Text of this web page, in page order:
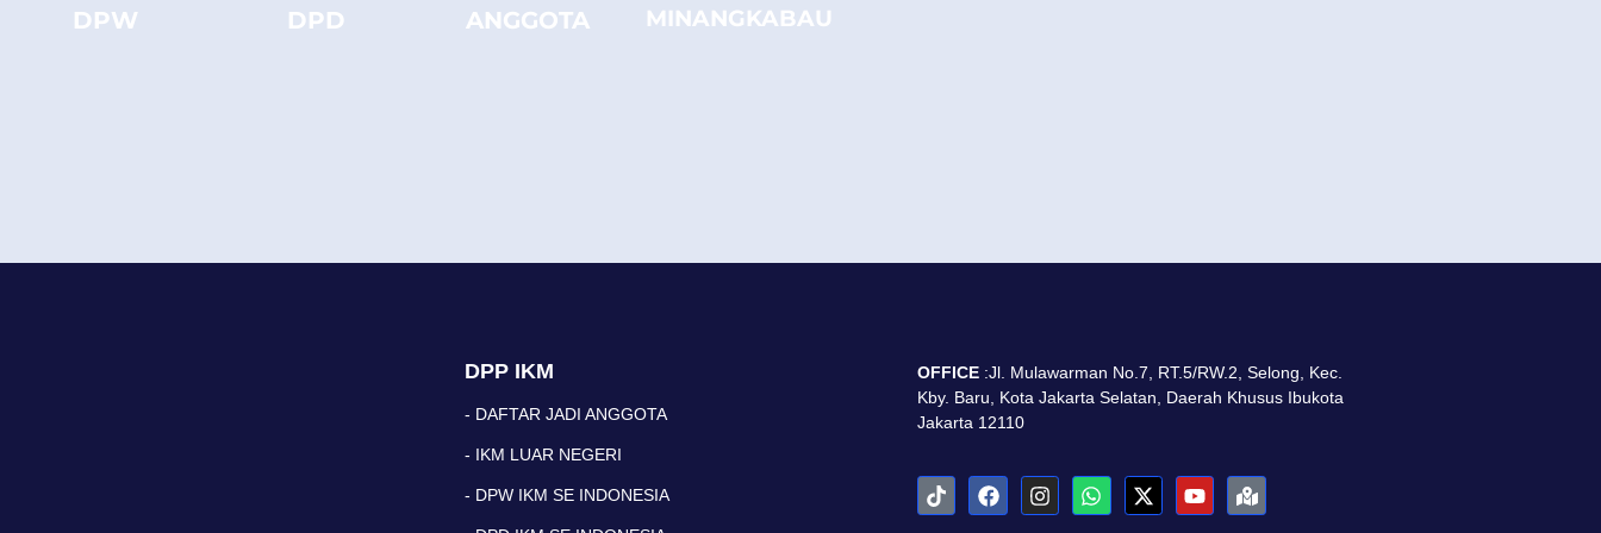
DPW DPD ANGGOTA MINANGKABAU
DPP IKM
- DAFTAR JADI ANGGOTA
- IKM LUAR NEGERI
- DPW IKM SE INDONESIA
OFFICE:Jl. Mulawarman No.7, RT.5/RW.2, Selong, Kec.
Kby. Baru, Kota Jakarta Selatan, Daerah Khusus Ibukota
Jakarta 12110